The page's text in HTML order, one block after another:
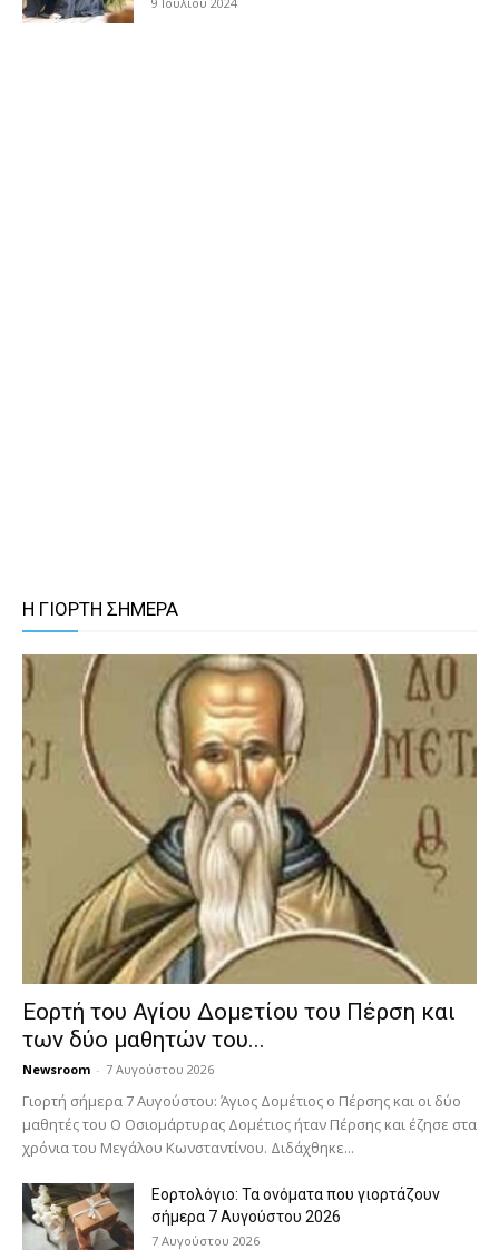
Η ΓΙΟΡΤΗ ΣΗΜΕΡΑ
Εορτή του Αγίου Δομετίου του Πέρση και
των δύο μαθητών του...
Newsroom - 7 Αυγούστου 2026
Γιορτή σήμερα 7 Αυγούστου: Άγιος Δομέτιος ο Πέρσης και οι δύο
μαθητές του Ο Oσιομάρτυρας Δομέτιος ήταν Πέρσης και έζησε στα
χρόνια του Μεγάλου Κωνσταντίνου. Διδάχθηκε...
Εορτολόγιο: Τα ονόματα που γιορτάζουν
σήμερα 7 Αυγούστου 2026
7 Αυγούστου 2026